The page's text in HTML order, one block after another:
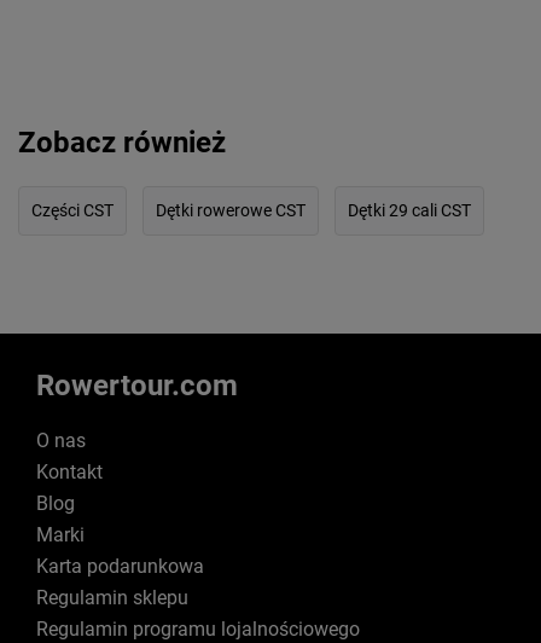
Zobacz również
Części CST Dętki rowerowe CST Dętki 29 cali CST
Rowertour.com
O nas
Kontakt
Blog
Marki
Karta podarunkowa
Regulamin sklepu
Regulamin programu lojalnościowego